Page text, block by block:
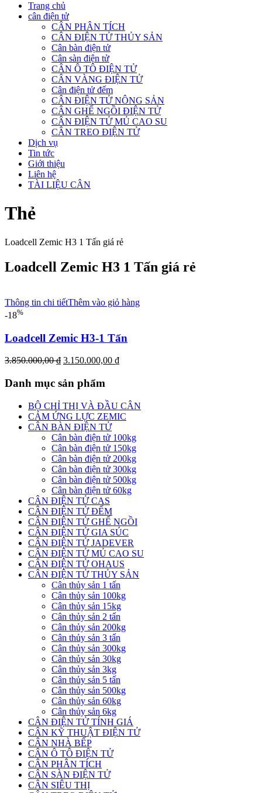
Trang chủ
cân điện tử
CÂN PHÂN TÍCH
CÂN ĐIỆN TỬ THỦY SẢN
Cân bàn điện tử
Cân sàn điện tử
CÂN Ô TÔ ĐIỆN TỬ
CÂN VÀNG ĐIỆN TỬ
Cân điện tử đếm
CÂN ĐIỆN TỬ NÔNG SẢN
CÂN GHẾ NGỒI ĐIỆN TỬ
CÂN ĐIỆN TỬ MỦ CAO SU
CÂN TREO ĐIỆN TỬ
Dịch vụ
Tin tức
Giới thiệu
Liên hệ
TÀI LIỆU CÂN
Thẻ
Loadcell Zemic H3 1 Tấn giá rẻ
Loadcell Zemic H3 1 Tấn giá rẻ
Thông tin chi tiếtThêm vào giỏ hàng
-18%
Loadcell Zemic H3-1 Tấn
3.850.000,00₫ Giá
là:
3.850.000,00 ₫.
3.150.000,00 ₫Giá
3.150.000,00 ₫.
Danh mục sản phẩm
BỘ CHỈ THỊ VÀ ĐẦU CÂN
CẢM ỨNG LỰC ZEMIC
CÂN BÀN ĐIỆN TỬ
Cân bàn điện tử 100kg
Cân bàn điện tử 150kg
Cân bàn điện tử 200kg
Cân bàn điện tử 300kg
Cân bàn điện tử 500kg
Cân bàn điện tử 60kg
CÂN ĐIỆN TỬ CAS
CÂN ĐIỆN TỬ ĐẾM
CÂN ĐIỆN TỬ GHẾ NGỒI
CÂN ĐIỆN TỬ GIA SÚC
CÂN ĐIỆN TỬ JADEVER
CÂN ĐIỆN TỬ MỦ CAO SU
CÂN ĐIỆN TỬ OHAUS
CÂN ĐIỆN TỬ THỦY SẢN
Cân thủy sản 1 tấn
Cân thủy sản 100kg
Cân thủy sản 15kg
Cân thủy sản 2 tấn
Cân thủy sản 200kg
Cân thủy sản 3 tấn
Cân thủy sản 300kg
Cân thủy sản 30kg
Cân thủy sản 3kg
Cân thủy sản 5 tấn
Cân thủy sản 500kg
Cân thủy sản 60kg
Cân thủy sản 6kg
CÂN ĐIỆN TỬ TÍNH GIÁ
CÂN KỸ THUẬT ĐIỆN TỬ
CÂN NHÀ BẾP
CÂN Ô TÔ ĐIỆN TỬ
CÂN PHÂN TÍCH
CÂN SÀN ĐIỆN TỬ
CÂN SIÊU THỊ